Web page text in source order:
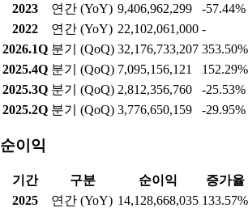
2023
연간 (YoY) 9,406,962,299
-57.44%
2022
연간 (YoY) 22,102,061,000 -
2026.1Q 분기 (QoQ) 32,176,733,207 353.50%
2025.4Q 분기 (QoQ) 7,095,156,121
152.29%
2025.3Q 분기 (QoQ) 2,812,356,760
-25.53%
2025.2Q 분기 (QoQ) 3,776,650,159 -29.95%
순이익
기간 구분 순이익
증가율
2025
연간 (YoY) 14,128,668,035 133.57%